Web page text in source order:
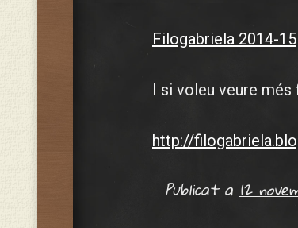
Filogabriela 2014-15
I si voleu veure
http://
Publicat a12